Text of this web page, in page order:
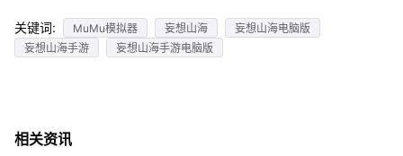
关键词: MuMu模拟器 妄想山海
妄想山海电脑版
妄想山海手游
妄想山海手游电脑版
相关资讯